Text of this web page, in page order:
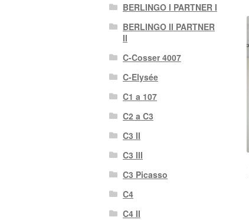
BERLINGO I PARTNER I
BERLINGO II PARTNER
II
C-Cosser 4007
C-Elysée
C1 a 107
C2 a C3
C3 II
C3 III
C3 Picasso
C4
C4 II